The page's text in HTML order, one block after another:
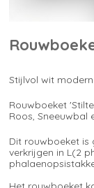
Stijlvol wit
Rouwboeket
Roos, Sneeuwbal
Dit rouwboeket is
verkrijgen in L(2